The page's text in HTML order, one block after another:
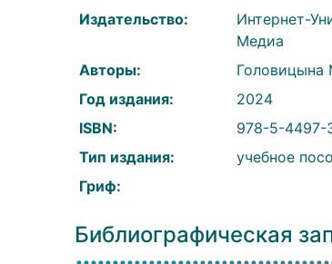
Издательство:
Интернет-
Медиа
Авторы:
Головицына
Год издания:
2024
ISBN:
978-5-4497-
Тип издания:
учебное
Гриф:
Библиографическая